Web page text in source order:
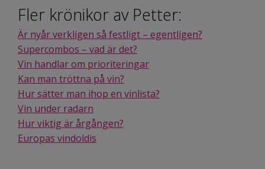
Fler krönikor av Petter:
Är nyår verkligen så festligt – egentligen?
Supercombos – vad är det?
Vin handlar om prioriteringar
Kan man tröttna på vin?
Hur sätter man ihop en vinlista?
Vin under radarn
Hur viktig är årgången?
Europas vindoldis